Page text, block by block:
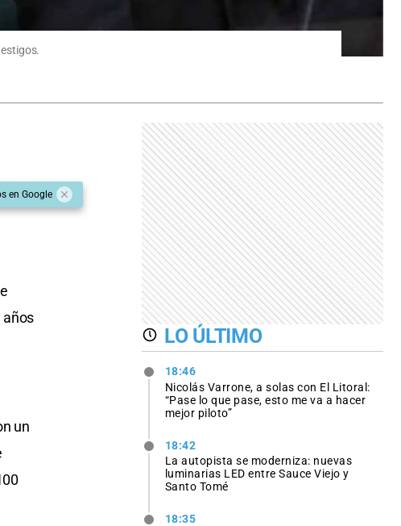
en Google
años
un
LO ÚLTIMO
18:46
Nicolás Varrone, a solas con El Litoral:
“Pase lo que pase, esto me va a hacer
mejor piloto”
18:42
La autopista se moderniza: nuevas
luminarias LED entre Sauce Viejo y
Santo Tomé
18:35